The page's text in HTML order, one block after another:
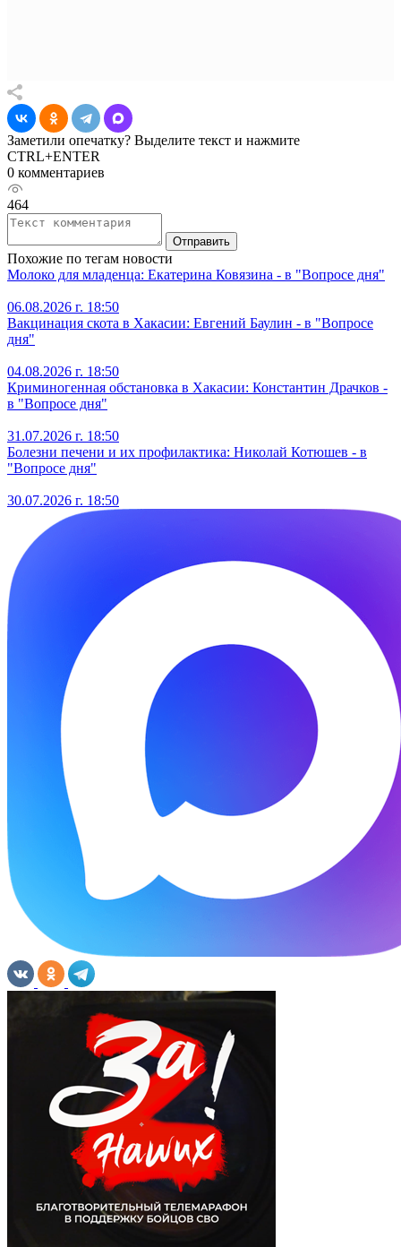
Заметили опечатку? Выделите текст и нажмите
CTRL+ENTER
0 комментариев
464
Отправить
Похожие по тегам новости
Молоко для младенца: Екатерина Ковязина - в "Вопросе дня"
06.08.2026 г. 18:50
Вакцинация скота в Хакасии: Евгений Баулин - в "Вопросе
дня"
04.08.2026 г. 18:50
Криминогенная обстановка в Хакасии: Константин Драчков -
в "Вопросе дня"
31.07.2026 г. 18:50
Болезни печени и их профилактика: Николай Котюшев - в
"Вопросе дня"
30.07.2026 г. 18:50